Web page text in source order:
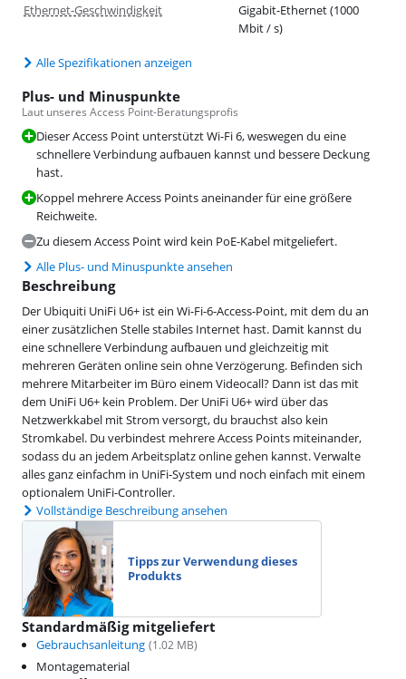
Ethernet-Geschwindigkeit
Gigabit-Ethernet (1000
Mbit / s)
Alle Spezifikationen anzeigen
Plus- und Minuspunkte
Laut unseres Access Point-Beratungsprofis
Dieser Access Point unterstützt Wi-Fi 6, weswegen du eine
schnellere Verbindung aufbauen kannst und bessere Deckung
hast.
Koppel mehrere Access Points aneinander für eine größere
Reichweite.
Zu diesem Access Point wird kein PoE-Kabel mitgeliefert.
Alle Plus- und Minuspunkte ansehen
Beschreibung
Der Ubiquiti UniFi U6+ ist ein Wi-Fi-6-Access-Point, mit dem du an
einer zusätzlichen Stelle stabiles Internet hast. Damit kannst du
eine schnellere Verbindung aufbauen und gleichzeitig mit
mehreren Geräten online sein ohne Verzögerung. Befinden sich
mehrere Mitarbeiter im Büro einem Videocall? Dann ist das mit
dem UniFi U6+ kein Problem. Der UniFi U6+ wird über das
Netzwerkkabel mit Strom versorgt, du brauchst also kein
Stromkabel. Du verbindest mehrere Access Points miteinander,
sodass du an jedem Arbeitsplatz online gehen kannst. Verwalte
alles ganz einfachm in UniFi-System und noch einfach mit einem
optionalem UniFi-Controller.
Vollständige Beschreibung ansehen
Tipps zur Verwendung dieses
Produkts
Standardmäßig mitgeliefert
Gebrauchsanleitung (1.02 MB)
Montagematerial